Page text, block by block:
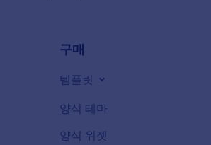
구매
템플릿
양식 테마
양식 위젯